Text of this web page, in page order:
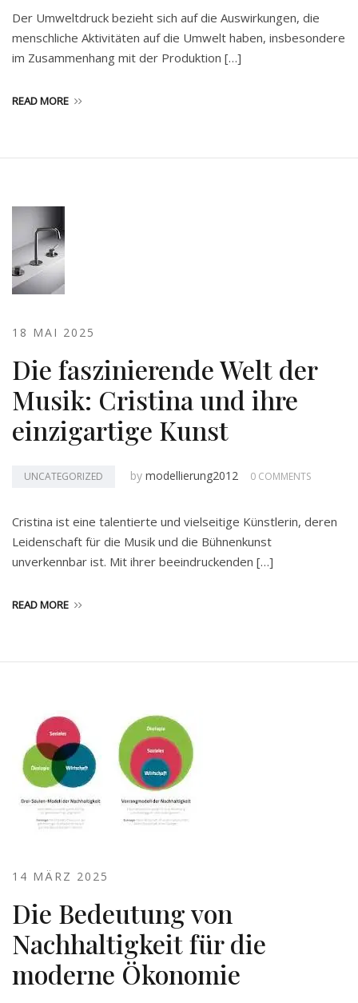
Der Umweltdruck bezieht sich auf die Auswirkungen, die
menschliche Aktivitäten auf die Umwelt haben, insbesondere
im Zusammenhang mit der Produktion […]
READ MORE
18 MAI 2025
Die faszinierende Welt der
Musik: Cristina und ihre
einzigartige Kunst
UNCATEGORIZED by modellierung2012 0 COMMENTS
Cristina ist eine talentierte und vielseitige Künstlerin, deren
Leidenschaft für die Musik und die Bühnenkunst
unverkennbar ist. Mit ihrer beeindruckenden […]
READ MORE
14 MÄRZ 2025
Die Bedeutung von
Nachhaltigkeit für die
moderne Ökonomie